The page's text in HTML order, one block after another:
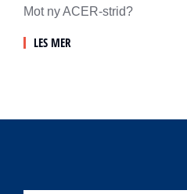
Mot ny ACER-strid?
LES MER